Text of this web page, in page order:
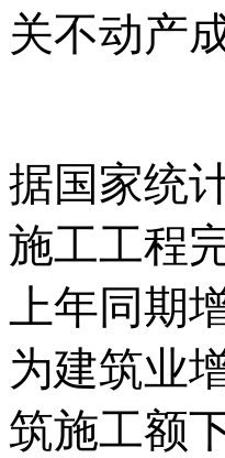
关不动产
据国家统
施工工程
上年同期
为建筑业
筑施工额